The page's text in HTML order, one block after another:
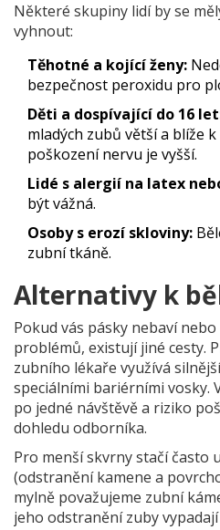
Některé skupiny lidí by se
vyhnout:
Těhotné a kojící ženy:
bezpečnost peroxidu pro
Děti a dospívající do 16
mladých zubů větší a blíže
poškození nervu je vyšší.
Lidé s alergií na latex
být vážná.
Osoby s erozí skloviny:
zubní tkáně.
Alternativy k
Pokud vás pásky nebaví
problémů, existují jiné cesty.
zubního lékaře využívá
speciálními bariérními vosky.
po jedné návštěvě a riziko
dohledu odborníka.
Pro menší skvrny stačí často
(odstranění kamene a
mylně považujeme zubní
jeho odstranění zuby